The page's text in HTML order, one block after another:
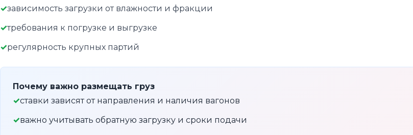
зависимость загрузки от влажности и фракции
требования к погрузке и выгрузке
регулярность крупных партий
Почему важно размещать груз
ставки зависят от направления и наличия вагонов
важно учитывать обратную загрузку и сроки подачи